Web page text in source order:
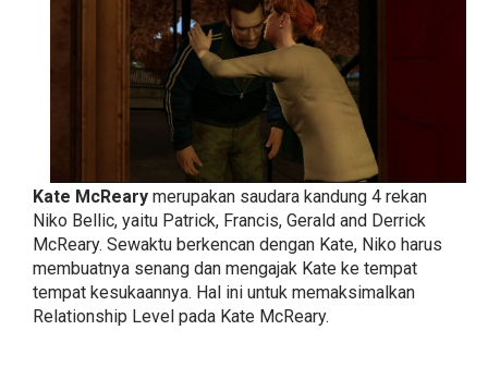
Kate McReary merupakan saudara kandung 4 rekan
Niko Bellic, yaitu Patrick, Francis, Gerald and Derrick
McReary. Sewaktu berkencan dengan Kate, Niko harus
membuatnya senang dan mengajak Kate ke tempat
tempat kesukaannya. Hal ini untuk memaksimalkan
Relationship Level pada Kate McReary.